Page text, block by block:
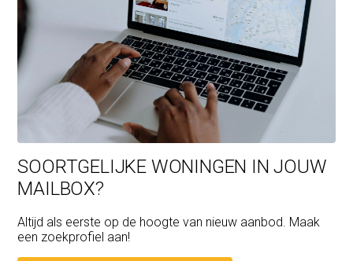
SOORTGELIJKE WONINGEN IN JOUW
MAILBOX?
Altijd als eerste op de hoogte van nieuw aanbod. Maak
een zoekprofiel aan!